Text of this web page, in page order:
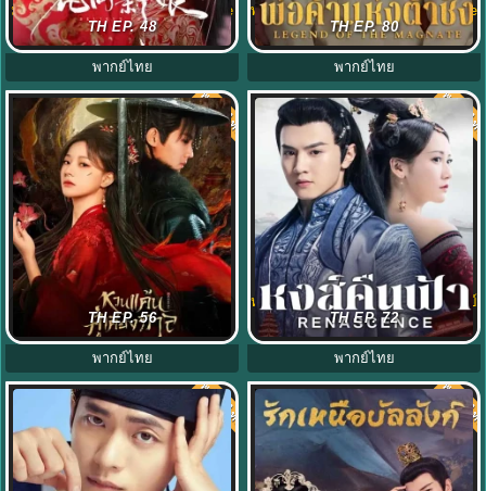
มนต์รักเกาะฮวาเจียน (2022) Believe
in Love พากย์ไทย EP.1-24
TH EP. 48
พากย์ไทย
พ่อค้าแห่งต้าชิง (2025) Legend of the
Magnate พากย์ไทย E1-40
TH EP. 80
พากย์ไทย
หวนแค้นคู่เคียงกาล (2025) Gemini
พากย์ไทย EP.1-28 (จบ)
8.0 พากย์ไทย
TH EP. 56
พากย์ไทย
หงส์คืนฟ้า (2020) Renascence พากย์
ไทย EP.1-36 (จบ)
8.0 พากย์ไ
TH EP. 72
พากย์ไทย
พากย์ไทย พากย์ไ